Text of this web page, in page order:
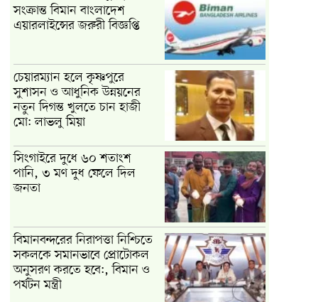
সংক্রান্ত বিমান বাংলাদেশ
এয়ারলাইন্সের জরুরী বিজ্ঞপ্তি
চেয়ারম্যান হলে কৃষ্ণপুরে
সুশাসন ও আধুনিক উন্নয়নের
নতুন দিগন্ত খুলতে চান হাজী
মো: লাভলু মিয়া
সিংগাইরে দুধে ৬০ শতাংশ
পানি, ৩ মণ দুধ ফেলে দিল
জনতা
বিমানবন্দরের নিরাপত্তা নিশ্চিতে
সকলকে সমানভাবে প্রোটোকল
অনুসরণ করতে হবে:, বিমান ও
পর্যটন মন্ত্রী